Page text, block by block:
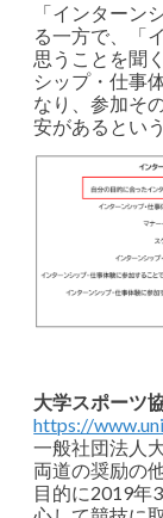
「インターン
る一方で、「
思うことを聞
シップ・仕事
なり、参加そ
安があるとい
大学スポーツ
https://
一般社団法人
両道の奨励の
目的に2019年